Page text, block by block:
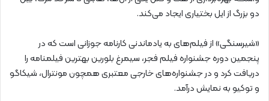
دو بزرگ از ایل بختیاری ایجاد می‌کند.
«شیرسنگی» از فیلم‌های به یادماندنی کارنامه جوزانی است که در
پنجمین دوره جشنواره فیلم فجر، سیمرغ بلورین بهترین فیلمنامه را
دریافت کرد و در جشنواره‌های خارجی معتبری همچون مونترال، شیکاگو
و توکیو به نمایش درآمد.